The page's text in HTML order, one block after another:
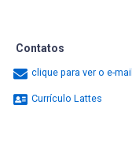
Contatos
clique para ver o e-mail
Currículo Lattes